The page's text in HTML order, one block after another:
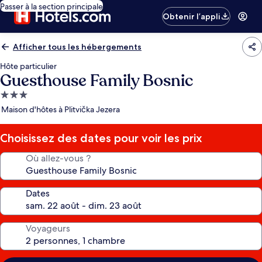
Passer à la section principale
Obtenir l’appli
Afficher tous les hébergements
Hôte particulier
Guesthouse Family Bosnic
Hébergement
3.0 étoiles
Maison d'hôtes à Plitvička Jezera
Choisissez des dates pour voir les prix
Où allez-vous ?
Dates
Voyageurs